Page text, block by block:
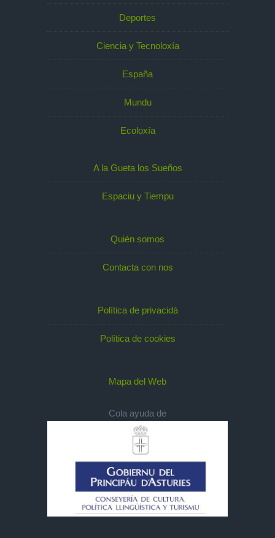
Deportes
Ciencia y Tecnoloxía
España
Mundu
Ecoloxía
A la Gueta los Sueños
Espaciu y Tiempu
Quién somos
Contacta con nos
Política de privacidá
Política de cookies
Mapa del Web
Cola ayuda de